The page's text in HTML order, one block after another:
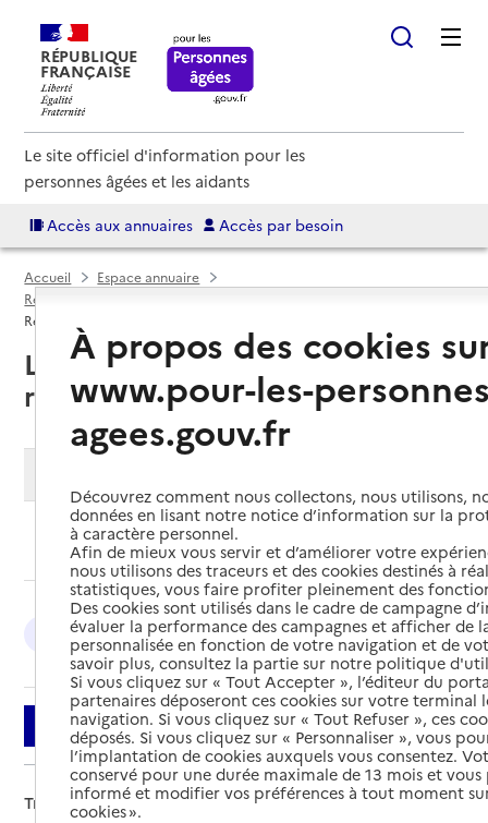
RÉPUBLIQUE
FRANÇAISE
Le site officiel d'information pour les
personnes âgées et les aidants
Accès aux annuaires Accès par besoin
Accueil
Espace annuaire
Résidences autonomie par département
Résidence autonomie
Loir-et-Cher (41) : liste des 12
résidences autonomie
Ajouter cette recherche aux favoris
Blois : 2
Filtrer
Trier par :
À propos des cookies
www.pour-les-
agees.gouv.fr
Découvrez comment nous collectons, nous utilisons,
données en lisant notre notice d’information sur la
à caractère personnel.
Afin de mieux vous servir et d’améliorer votre
nous utilisons des traceurs et des cookies destinés à
statistiques, vous faire profiter pleinement des
Des cookies sont utilisés dans le cadre de campagne
évaluer la performance des campagnes et afficher de
personnalisée en fonction de votre navigation et de
savoir plus, consultez la partie sur notre politique
Si vous cliquez sur « Tout Accepter », l’éditeur du
partenaires déposeront ces cookies sur votre terminal
navigation. Si vous cliquez sur « Tout Refuser », ces
déposés. Si vous cliquez sur « Personnaliser », vous
l’implantation de cookies auxquels vous consentez.
conservé pour une durée maximale de 13 mois et
informé et modifier vos préférences à tout moment
cookies ».